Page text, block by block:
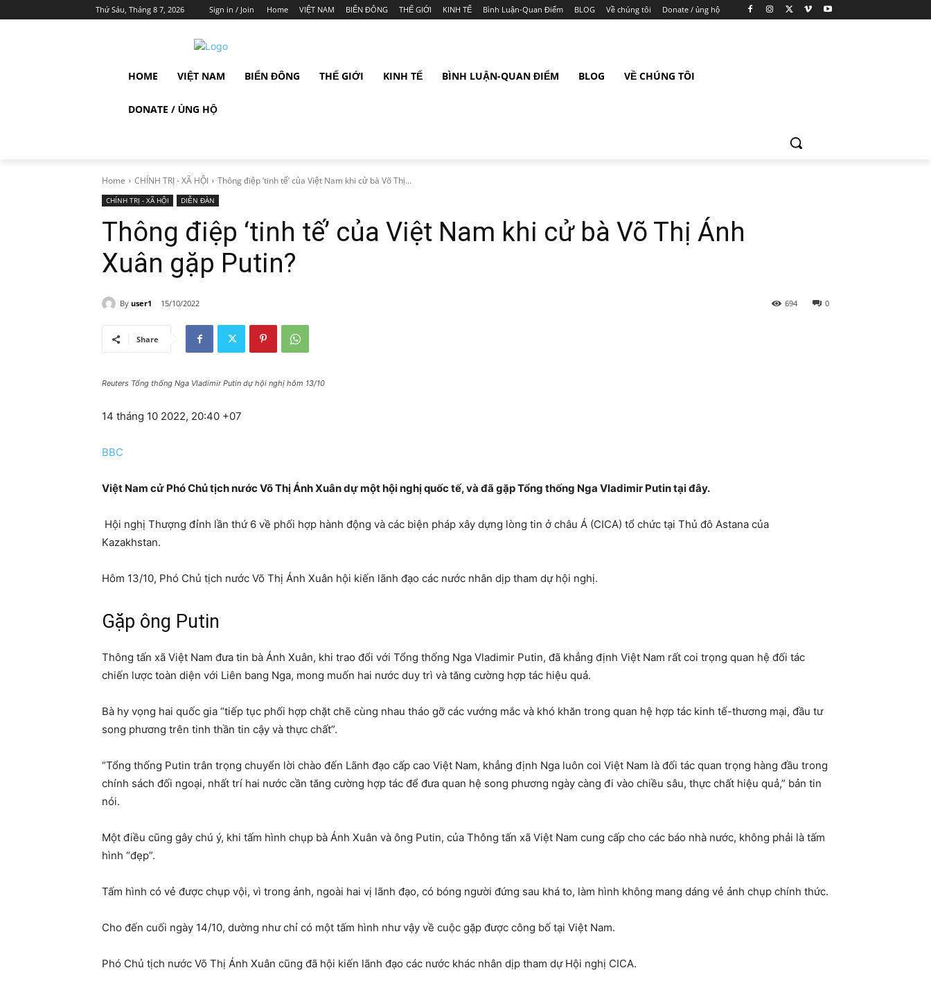
Thứ Sáu, Tháng 8 7, 2026 Sign in / Join Home VIỆT NAM BIỂN ĐÔNG THẾ GIỚI KINH TẾ Bình Luận-Quan Điểm BLOG Về chúng tôi Donate / ủng hộ
HOME VIỆT NAM BIỂN ĐÔNG THẾ GIỚI KINH TẾ BÌNH LUẬN-QUAN ĐIỂM BLOG VỀ CHÚNG TÔI
DONATE / ỦNG HỘ
Home CHÍNH TRỊ - XÃ HỘI Thông điệp ‘tinh tế’ của Việt Nam khi cử bà Võ Thị...
CHÍNH TRỊ - XÃ HỘI DIỄN ĐÀN
Thông điệp ‘tinh tế’ của Việt Nam khi cử bà Võ Thị Ánh
Xuân gặp Putin?
By user1 15/10/2022 0
694
Share
Reuters T ổng thống Nga Vladimir Putin dự hội nghị hôm 13/10
14 tháng 10 2022, 20:40 +07
BBC
Việt Nam cử Phó Chủ tịch nước Võ Thị Ánh Xuân dự một hội nghị quốc tế, và đã gặp Tổng thống Nga Vladimir Putin tại đây.
Hội nghị Thượng đỉnh lần thứ 6 về phối hợp hành động và các biện pháp xây dựng lòng tin ở châu Á (CICA) tổ chức tại Thủ đô Astana của
Kazakhstan.
Hôm 13/10, Phó Chủ tịch nước Võ Thị Ánh Xuân hội kiến lãnh đạo các nước nhân dịp tham dự hội nghị.
Gặp ông Putin
Thông tấn xã Việt Nam đưa tin bà Ánh Xuân, khi trao đổi với Tổng thống Nga Vladimir Putin, đã khẳng định Việt Nam rất coi trọng quan hệ đối tác
chiến lược toàn diện với Liên bang Nga, mong muốn hai nước duy trì và tăng cường hợp tác hiệu quả.
Bà hy vọng hai quốc gia “tiếp tục phối hợp chặt chẽ cùng nhau tháo gỡ các vướng mắc và khó khăn trong quan hệ hợp tác kinh tế-thương mại, đầu tư
song phương trên tinh thần tin cậy và thực chất”.
“Tổng thống Putin trân trọng chuyển lời chào đến Lãnh đạo cấp cao Việt Nam, khẳng định Nga luôn coi Việt Nam là đối tác quan trọng hàng đầu trong
chính sách đối ngoại, nhất trí hai nước cần tăng cường hợp tác để đưa quan hệ song phương ngày càng đi vào chiều sâu, thực chất hiệu quả,” bản tin
nói.
Một điều cũng gây chú ý, khi tấm hình chụp bà Ánh Xuân và ông Putin, của Thông tấn xã Việt Nam cung cấp cho các báo nhà nước, không phải là tấm
hình “đẹp”.
Tấm hình có vẻ được chụp vội, vì trong ảnh, ngoài hai vị lãnh đạo, có bóng người đứng sau khá to, làm hình không mang dáng vẻ ảnh chụp chính thức.
Cho đến cuối ngày 14/10, dường như chỉ có một tấm hình như vậy về cuộc gặp được công bố tại Việt Nam.
Phó Chủ tịch nước Võ Thị Ánh Xuân cũng đã hội kiến lãnh đạo các nước khác nhân dịp tham dự Hội nghị CICA.